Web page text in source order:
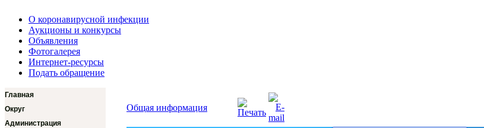
О коронавирусной инфекции
Аукционы и конкурсы
Объявления
Фотогалерея
Интернет-ресурсы
Подать обращение
Главная
Округ
Администрация
Общая информация